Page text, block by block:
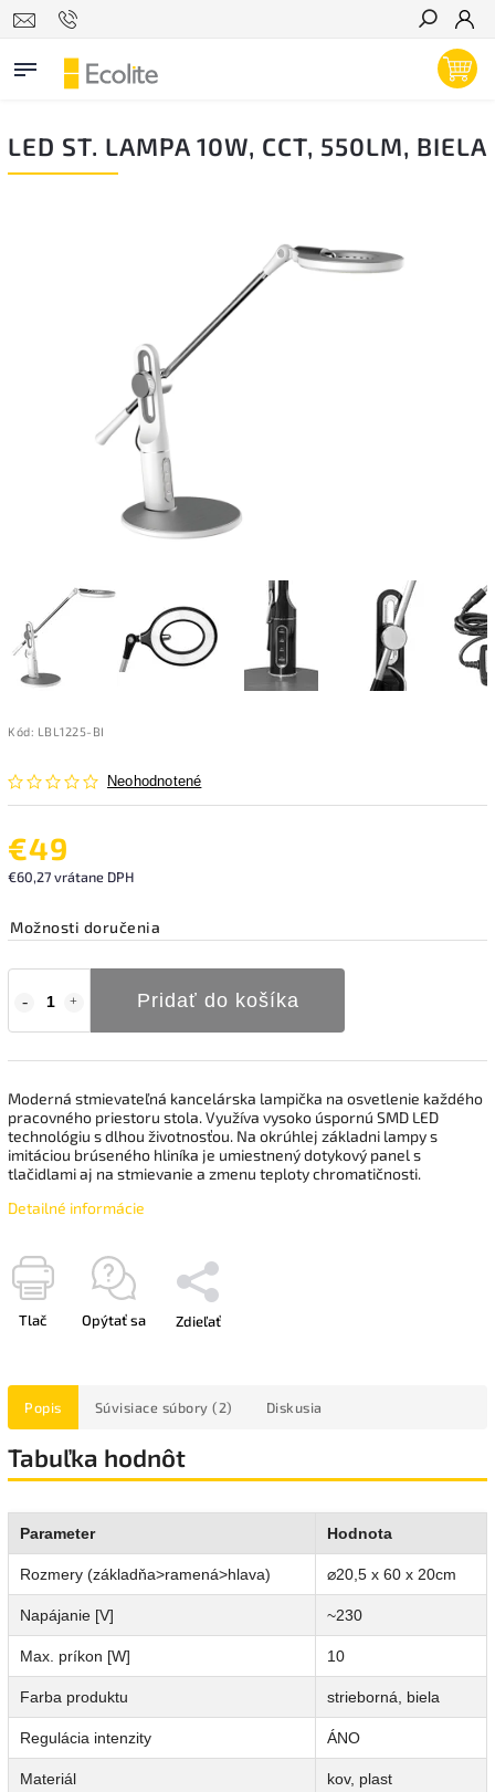
Hľadať
LED ST. LAMPA 10W, CCT, 550LM, BIELA
Kód: LBL1225-BI
Neohodnotené
€49
€60,27 vrátane DPH
Možnosti doručenia
Pridať do košíka
Moderná stmievateľná kancelárska lampička na osvetlenie každého
pracovného priestoru stola. Využíva vysoko úspornú SMD LED
technológiu s dlhou životnosťou. Na okrúhlej základni lampy s
imitáciou brúseného hliníka je umiestnený dotykový panel s
tlačidlami aj na stmievanie a zmenu teploty chromatičnosti.
Detailné informácie
Tlač Opýtať sa Zdieľať
Popis Súvisiace súbory (2) Diskusia
Tabuľka hodnôt
Parameter Hodnota
Rozmery (základňa>ramená>hlava) ⌀20,5 x 60 x 20cm
Napájanie [V] ~230
Max. príkon [W] 10
Farba produktu strieborná, biela
Regulácia intenzity ÁNO
Materiál kov, plast